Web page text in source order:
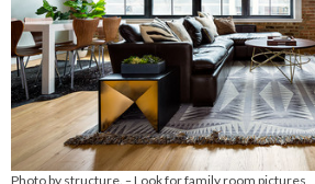
Photo by structure. –Look for family room pictures